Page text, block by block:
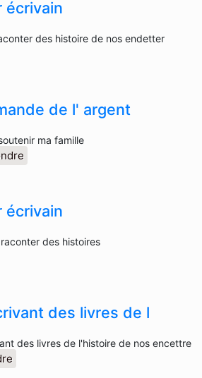
écrivain
des histoire de nos endetter
de l' argent
ma famille
écrivain
des histoires
des livres de l
des livres de l'histoire de nos encettre